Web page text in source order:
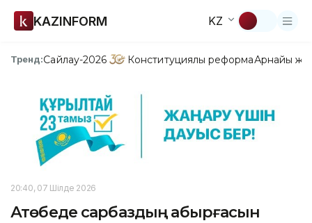
KAZINFORM KZ
Тренд:Сайлау-2026 Конституциялық реформаАрнайы
20:40, 07 Шілде 2026
Ақтөбеде сарбаздың қабырғасын